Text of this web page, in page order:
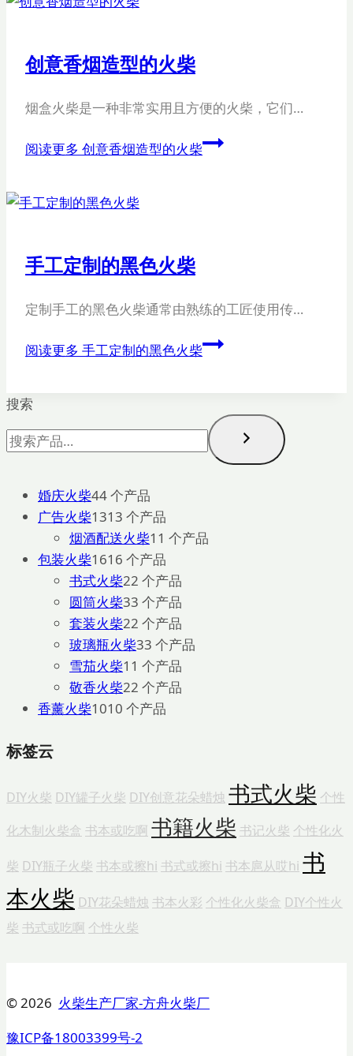
创意香烟造型的火柴
烟盒火柴是一种非常实用且方便的火柴，它们…
阅读更多 创意香烟造型的火柴
手工定制的黑色火柴
定制手工的黑色火柴通常由熟练的工匠使用传…
阅读更多 手工定制的黑色火柴
搜索
婚庆火柴44 个产品
广告火柴1313 个产品
烟酒配送火柴1 1 个产品
包装火柴1616 个产品
书式火柴22 个产品
圆筒火柴33 个产品
套装火柴22 个产品
玻璃瓶火柴33 个产品
雪茄火柴1 1 个产品
敬香火柴22 个产品
香薰火柴1010 个产品
标签云
DIY火柴 DIY罐子火柴 DIY创意花朵蜡烛 书式火柴 个性
化木制火柴盒 书本或吃啊 书籍火柴 书记火柴 个性化火
柴 DIY瓶子火柴 书本或擦hi 书式或擦hi 书本扈从哎hi 书
本火柴 DIY花朵蜡烛 书本火彩 个性化火柴盒 DIY个性火
柴 书式或吃啊 个性火柴
© 2026 火柴生产厂家-方舟火柴厂
豫ICP备18003399号-2